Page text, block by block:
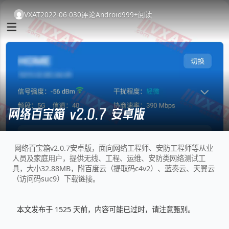
VXAT2022-06-030评论Android999+阅读
网络百宝箱 v2.0.7 安卓版
网络百宝箱v2.0.7安卓版，面向网络工程师、安防工程师等从业
人员及家庭用户，提供无线、工程、运维、安防类网络测试工
具，大小32.88MB，附百度云（提取码c4v2）、蓝奏云、天翼云
（访问码suc9）下载链接。
本文发布于 1525 天前，内容可能已过时，请注意甄别。